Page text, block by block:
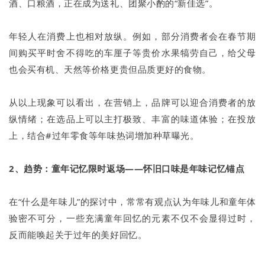
酒、口粮酒，正在成为送礼、团聚小酌的“新佳选”。
年轻人在消费上也相对放纵。例如，部分消费者会在春节期
间购买平时舍不得吃的车厘子等贵价水果犒劳自己，给父母
也会买有机、天然等价格更贵但品质更好的食物。
从以上现象可以看出，在营销上，品牌可以迎合消费者的放
纵情绪；在选品上可以主打极致、丰富的味道体验；在投放
上，结合#过年零食等年味热词增加种草曝光。
2、趋势：童年记忆限时返场——怀旧口味是年味记忆锚点
在“什么是年味儿”的探讨中，常常有观点认为年味儿和童年体
验密不可分，一些充满童年回忆的元素不仅不会显得过时，
反而能唤起关于过年的美好回忆。